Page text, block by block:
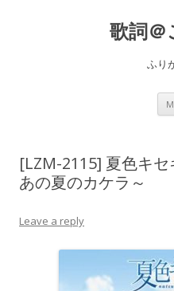
歌詞＠
ふり
[LZM-2115] 夏色キ
あの夏のカケラ～
Leave a reply